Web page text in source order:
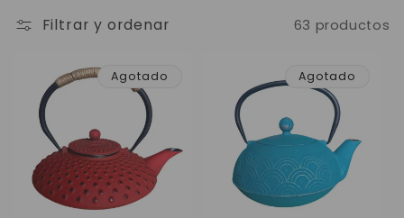
e
Filtrar y ordenar 63 productos
Agotado Agotado